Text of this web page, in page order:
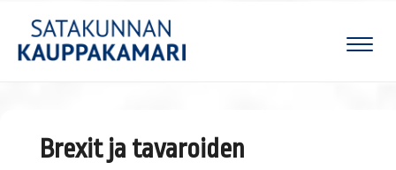
Brexit ja tavaroiden